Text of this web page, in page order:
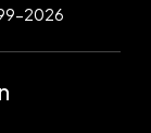
2026